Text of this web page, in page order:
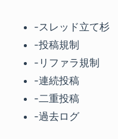
-スレッド立て杉
-投稿規制
-リファラ規制
-連続投稿
-二重投稿
-過去ログ